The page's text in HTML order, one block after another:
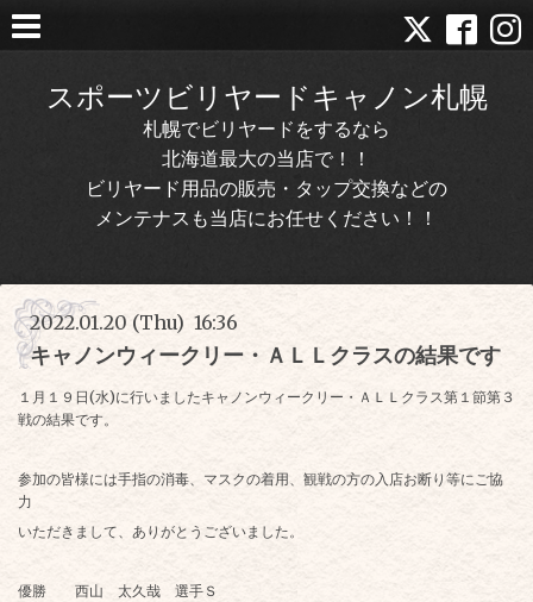
スポーツビリヤードキャノン札幌
札幌でビリヤードをするなら
北海道最大の当店で！！
ビリヤード用品の販売・タップ交換などの
メンテナスも当店にお任せください！！
2022.01.20 (Thu) 16:36
キャノンウィークリー・ＡＬＬクラスの結果です
１月１９日(水)に行いましたキャノンウィークリー・ＡＬＬクラス第１節第３
戦の結果です。
参加の皆様には手指の消毒、マスクの着用、観戦の方の入店お断り等にご協
力
いただきまして、ありがとうございました。
優勝 西山 太久哉 選手Ｓ